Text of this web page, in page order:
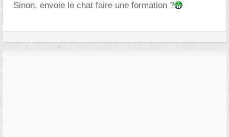
Sinon, envoie le chat faire une formation ?